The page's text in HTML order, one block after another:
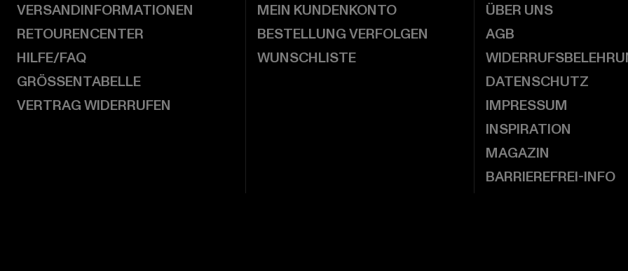
VERSANDINFORMATIONEN
RETOURENCENTER
HILFE/FAQ
GRÖSSENTABELLE
VERTRAG WIDERRUFEN
MEIN KUNDENKONTO
BESTELLUNG VERFOLGEN
WUNSCHLISTE
ÜBER UNS
AGB
DATENSCHUTZ
IMPRESSUM
INSPIRATION
MAGAZIN
BARRIEREFREI-INFO